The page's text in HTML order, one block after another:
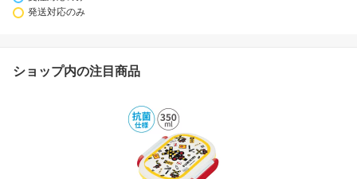
発送対応のみ
ショップ内の注目商品